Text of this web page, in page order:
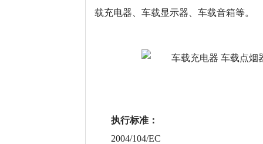
载充电器、车载显示器、车载音箱等。
执行标准：
2004/104/EC